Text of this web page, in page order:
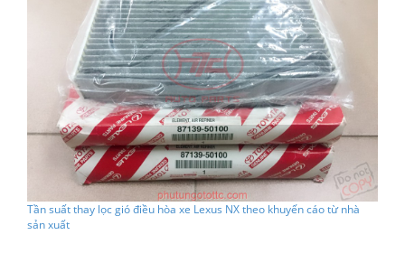
Tần suất thay lọc gió điều hòa xe Lexus NX theo khuyến cáo từ nhà
sản xuất